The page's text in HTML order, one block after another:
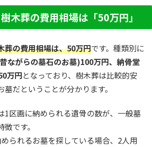
立つ情報も提供中。
木葬の費用相場は「50万円」
葬の費用相場は、50万円です。種類別に
ながらの墓石のお墓)100万円、納骨堂
万円となっており、樹木葬は比較的安
だということが分かります。
1区画に納められる遺骨の数が、一般墓
です。
られるお墓を探している場合、2人用